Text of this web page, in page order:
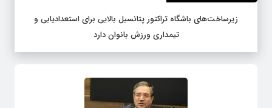
زیرساخت‌های باشگاه تراکتور پتانسیل بالایی برای استعدادیابی و
تیمداری ورزش بانوان دارد